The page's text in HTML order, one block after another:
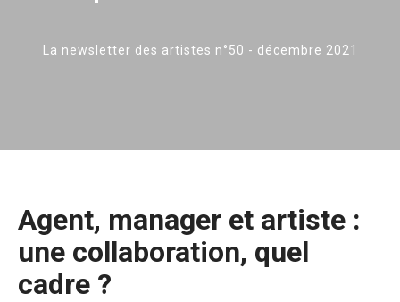
La newsletter des artistes n°50 - décembre 2021
Agent, manager et artiste :
une collaboration, quel
cadre ?